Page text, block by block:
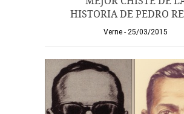
HISTORIA DE PEDRO
Verne 25/03/2015